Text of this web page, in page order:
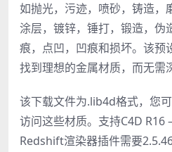
如抛光，污迹，喷砂，铸造，
涂层，镀锌，锤打，锻造，伪
痕，点凹，凹痕和损坏。该预
找到理想的金属材质，而无需
该下载文件为.lib4d格式，您
访问这些材质。支持C4D R16
Redshift渲染器插件需要2.5.46